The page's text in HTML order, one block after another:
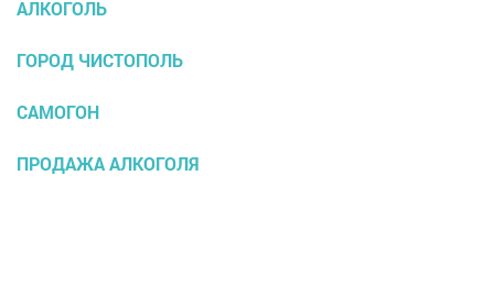
АЛКОГОЛЬ
ГОРОД ЧИСТОПОЛЬ
САМОГОН
ПРОДАЖА АЛКОГОЛЯ